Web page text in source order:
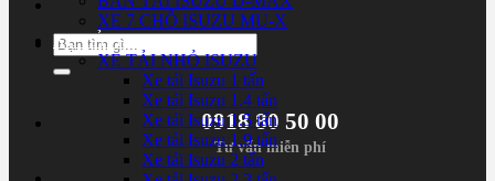
Tìm
kiếm:
0918 80 50 00
Tư vấn miễn phí
XE 7 CHỖ ISUZU MU-X
XE TẢI ISUZU
XE TẢI NHỎ ISUZU
Xe tải Isuzu 1 tấn
Xe tải Isuzu 1.4 tấn
Xe tải Isuzu 1.5 tấn
Xe tải Isuzu 1.9 tấn
Xe tải Isuzu 2 tấn